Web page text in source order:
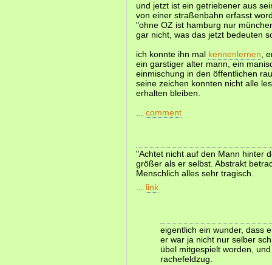
und jetzt ist ein getriebener aus
von einer straßenbahn erfasst
"ohne OZ ist hamburg nur
gar nicht, was das jetzt bedeuten
ich konnte ihn mal kennenlernen ,
ein garstiger alter mann, ein
einmischung in den öffentlichen
seine zeichen konnten nicht alle
erhalten bleiben.
comment
"Achtet nicht auf den Mann hinter
größer als er selbst. Abstrakt
Menschlich alles sehr tragisch.
link
eigentlich ein wunder, dass
er war ja nicht nur selber
übel mitgespielt worden,
rachefeldzug.